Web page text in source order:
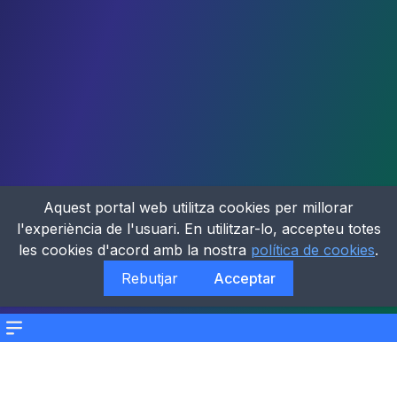
Menu
Aquest portal web utilitza cookies per millorar
l'experiència de l'usuari. En utilitzar-lo, accepteu totes
les cookies d'acord amb la nostra política de cookies.
Rebutjar
Acceptar